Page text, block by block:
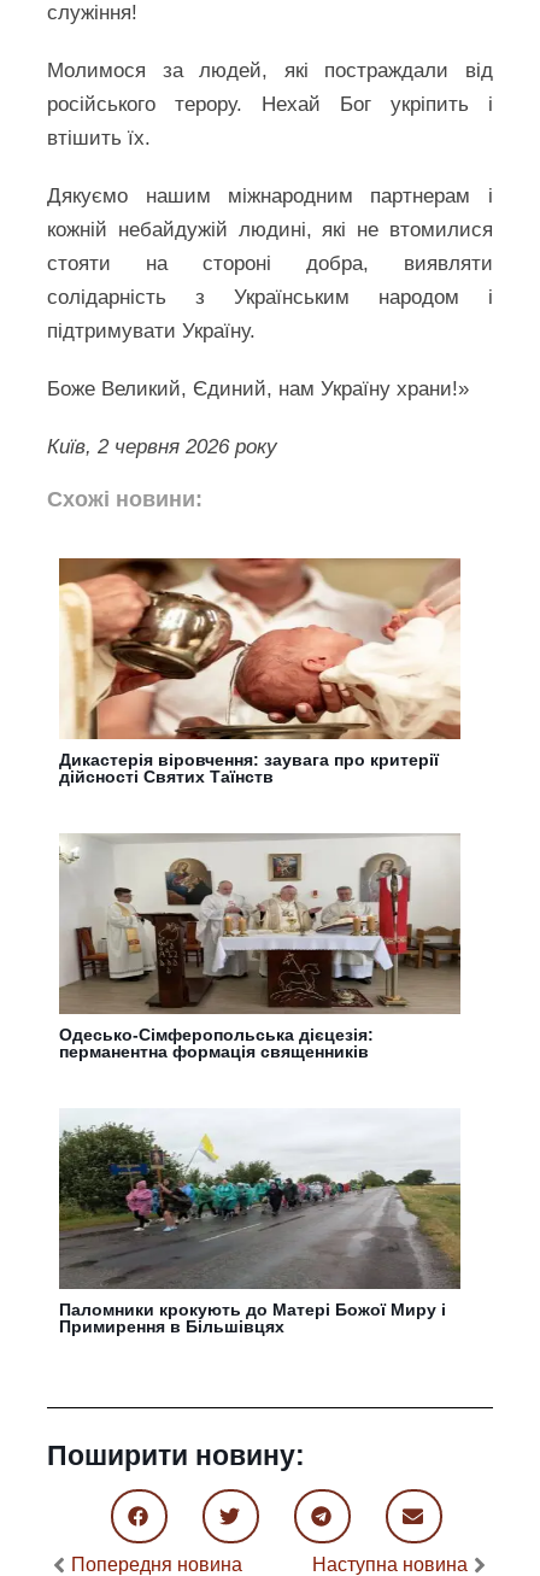
служіння!
Молимося за людей, які постраждали від
російського терору. Нехай Бог укріпить і
втішить їх.
Дякуємо нашим міжнародним партнерам і
кожній небайдужій людині, які не втомилися
стояти на стороні добра, виявляти
солідарність з Українським народом і
підтримувати Україну.
Боже Великий, Єдиний, нам Україну храни!»
Київ, 2 червня 2026 року
Схожі новини:
Дикастерія віровчення: заувага про критерії
дійсності Святих Таїнств
Одесько-Сімферопольська дієцезія:
перманентна формація священників
Паломники крокують до Матері Божої Миру і
Примирення в Більшівцях
Поширити новину:
Попередня новина Наступна новина